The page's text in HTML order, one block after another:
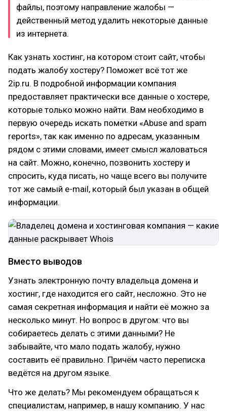
файлы, поэтому направление жалобы —
действенный метод удалить некоторые данные
из интернета.
Как узнать хостинг, на котором стоит сайт, чтобы
подать жалобу хостеру? Поможет всё тот же
2ip.ru. В подробной информации компания
предоставляет практически все данные о хостере,
которые только можно найти. Вам необходимо в
первую очередь искать пометки «Abuse and spam
reports», так как именно по адресам, указанным
рядом с этими словами, имеет смысл жаловаться
на сайт. Можно, конечно, позвонить хостеру и
спросить, куда писать, но чаще всего вы получите
тот же самый e-mail, который был указан в общей
информации.
Вместо выводов
Узнать электронную почту владельца домена и
хостинг, где находится его сайт, несложно. Это не
самая секретная информация и найти её можно за
несколько минут. Но вопрос в другом: что вы
собираетесь делать с этими данными? Не
забывайте, что мало подать жалобу, нужно
составить её правильно. Причём часто переписка
ведётся на другом языке.
Что же делать? Мы рекомендуем обращаться к
специалистам, например, в нашу компанию. У нас